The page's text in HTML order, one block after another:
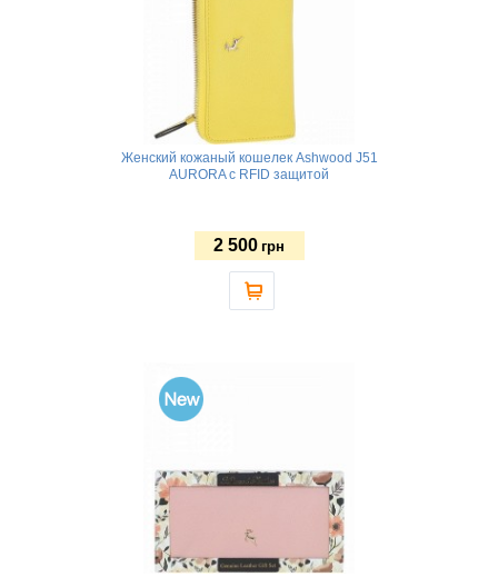
Женский кожаный кошелек Ashwood J51
AURORA с RFID защитой
2 500 грн